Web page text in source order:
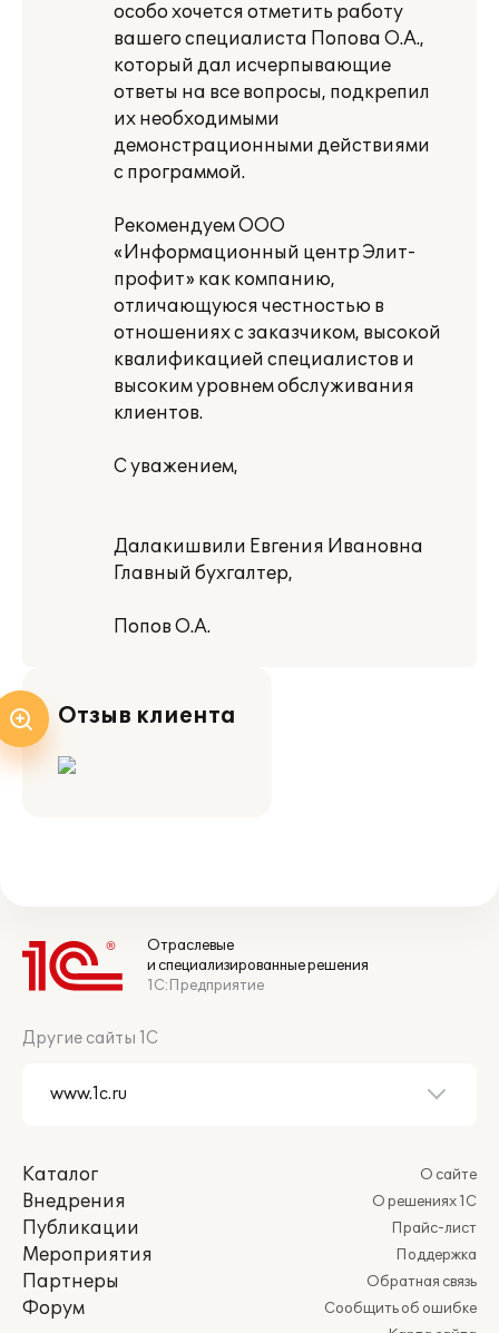
особо хочется отметить работу
вашего специалиста Попова О.А.,
который дал исчерпывающие
ответы на все вопросы, подкрепил
их необходимыми
демонстрационными действиями
с программой.
Рекомендуем ООО
«Информационный центр Элит-
профит» как компанию,
отличающуюся честностью в
отношениях с заказчиком, высокой
квалификацией специалистов и
высоким уровнем обслуживания
клиентов.
С уважением,
Далакишвили Евгения Ивановна
Главный бухгалтер,
Попов О.А.
Отзыв клиента
Отраслевые
и специализированные решения
1С:Предприятие
Другие сайты 1С
Каталог
Внедрения
Публикации
Мероприятия
Партнеры
Форум
О сайте
О решениях 1С
Прайс-лист
Поддержка
Обратная связь
Сообщить об ошибке